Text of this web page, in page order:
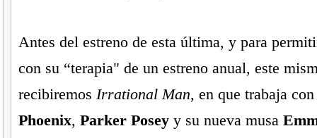
Antes del estreno de esta última, y para
con su “terapia" de un estreno anual, este
recibiremos Irrational Man, en que trabaja
Phoenix, Parker Poseyy su nueva musa